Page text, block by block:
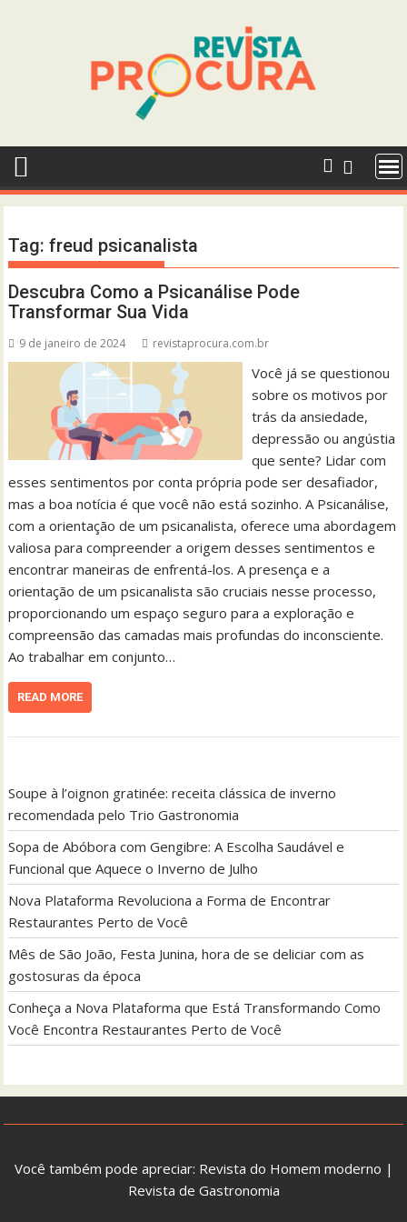
Tag:freud psicanalista
Descubra Como a Psicanálise Pode
Transformar Sua Vida
9 de janeiro de 2024 revistaprocura.com.br
Você já se questionou
sobre os motivos por
trás da ansiedade,
depressão ou angústia
que sente? Lidar com
esses sentimentos por conta própria pode ser desafiador,
mas a boa notícia é que você não está sozinho. A Psicanálise,
com a orientação de um psicanalista, oferece uma abordagem
valiosa para compreender a origem desses sentimentos e
encontrar maneiras de enfrentá-los. A presença e a
orientação de um psicanalista são cruciais nesse processo,
proporcionando um espaço seguro para a exploração e
compreensão das camadas mais profundas do inconsciente.
Ao trabalhar em conjunto…
READ MORE
Soupe à l’oignon gratinée: receita clássica de inverno
recomendada pelo Trio Gastronomia
Sopa de Abóbora com Gengibre: A Escolha Saudável e
Funcional que Aquece o Inverno de Julho
Nova Plataforma Revoluciona a Forma de Encontrar
Restaurantes Perto de Você
Mês de São João, Festa Junina, hora de se deliciar com as
gostosuras da época
Conheça a Nova Plataforma que Está Transformando Como
Você Encontra Restaurantes Perto de Você
Você também pode apreciar: Revista do Homem moderno |
Revista de Gastronomia